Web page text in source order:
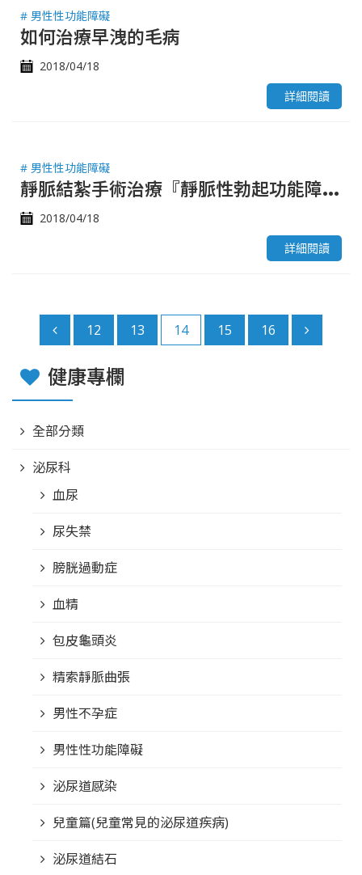
# 男性性功能障礙
如何治療早洩的毛病
2018/04/18
詳細閱讀
# 男性性功能障礙
靜
脈結紮手術治療『靜脈性勃起功能障礙』
2018/04/18
詳細閱讀
12 13 14 15 16
健康專欄
全部分類
泌尿科
血尿
尿失禁
膀胱過動症
血精
包皮龜頭炎
精索靜脈曲張
男性不孕症
男性性功能障礙
泌尿道感染
兒童篇(兒童常見的泌尿道疾病)
泌尿道結石